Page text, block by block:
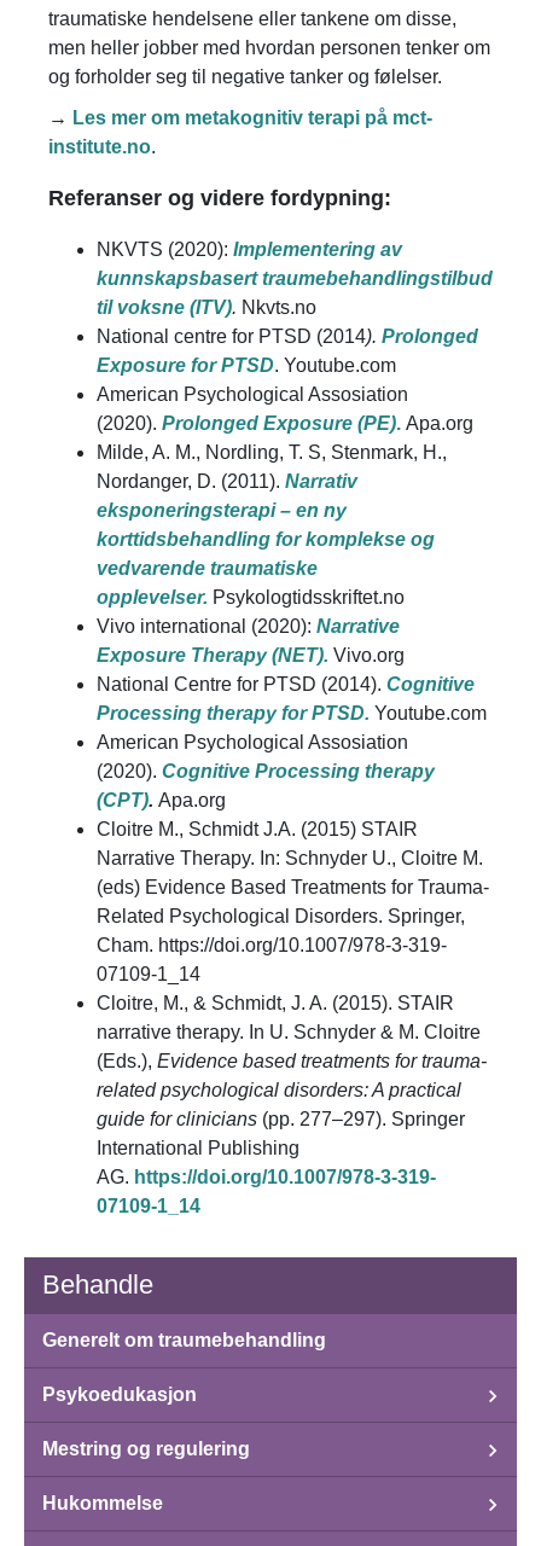
traumatiske hendelsene eller tankene om disse,
men heller jobber med hvordan personen tenker om
og forholder seg til negative tanker og følelser.
→ Les mer om metakognitiv terapi på mct-
institute.no.
Referanser og videre fordypning:
NKVTS (2020): Implementering av
kunnskapsbasert traumebehandlingstilbud
til voksne (ITV). Nkvts.no
National centre for PTSD (2014). Prolonged
Exposure for PTSD. Youtube.com
American Psychological Assosiation
(2020). Prolonged Exposure (PE). Apa.org
Milde, A. M., Nordling, T. S, Stenmark, H.,
Nordanger, D. (2011). Narrativ
eksponeringsterapi – en ny
korttidsbehandling for komplekse og
vedvarende traumatiske
opplevelser. Psykologtidsskriftet.no
Vivo international (2020): Narrative
Exposure Therapy (NET). Vivo.org
National Centre for PTSD (2014). Cognitive
Processing therapy for PTSD. Youtube.com
American Psychological Assosiation
(2020). Cognitive Processing therapy
(CPT). Apa.org
Cloitre M., Schmidt J.A. (2015) STAIR
Narrative Therapy. In: Schnyder U., Cloitre M.
(eds) Evidence Based Treatments for Trauma-
Related Psychological Disorders. Springer,
Cham. https://doi.org/10.1007/978-3-319-
07109-1_14
Cloitre, M., & Schmidt, J. A. (2015). STAIR
narrative therapy. In U. Schnyder & M. Cloitre
(Eds.), Evidence based treatments for trauma-
related psychological disorders: A practical
guide for clinicians (pp. 277–297). Springer
International Publishing
AG. https://doi.org/10.1007/978-3-319-
07109-1_14
Behandle
Generelt om traumebehandling
Psykoedukasjon
Mestring og regulering
Hukommelse